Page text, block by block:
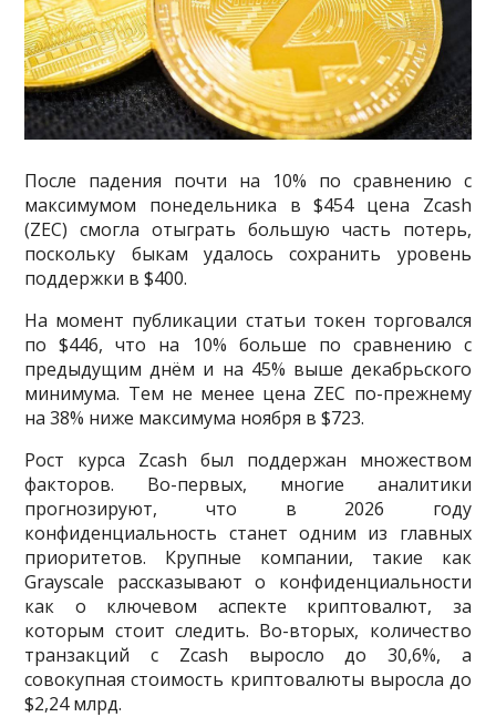
После падения почти на 10% по сравнению с
максимумом понедельника в $454 цена Zcash
(ZEC) смогла отыграть большую часть потерь,
поскольку быкам удалось сохранить уровень
поддержки в $400.
На момент публикации статьи токен торговался
по $446, что на 10% больше по сравнению с
предыдущим днём и на 45% выше декабрьского
минимума. Тем не менее цена ZEC по-прежнему
на 38% ниже максимума ноября в $723.
Рост курса Zcash был поддержан множеством
факторов. Во-первых, многие аналитики
прогнозируют, что в 2026 году
конфиденциальность станет одним из главных
приоритетов. Крупные компании, такие как
Grayscale рассказывают о конфиденциальности
как о ключевом аспекте криптовалют, за
которым стоит следить. Во-вторых, количество
транзакций с Zcash выросло до 30,6%, а
совокупная стоимость криптовалюты выросла до
$2,24 млрд.